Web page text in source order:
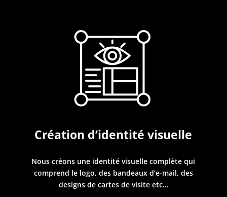
Création d’identité visuelle
Nous créons une identité visuelle complète qui
comprend le logo, des bandeaux d’e-mail, des
designs de cartes de visite etc…